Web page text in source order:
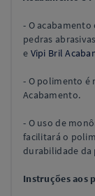
- O acabamento
pedras
e Vipi Bril
- O polimento é
Acabamento.
- O uso de
facilitará o
durabilidade da
Instruções aos